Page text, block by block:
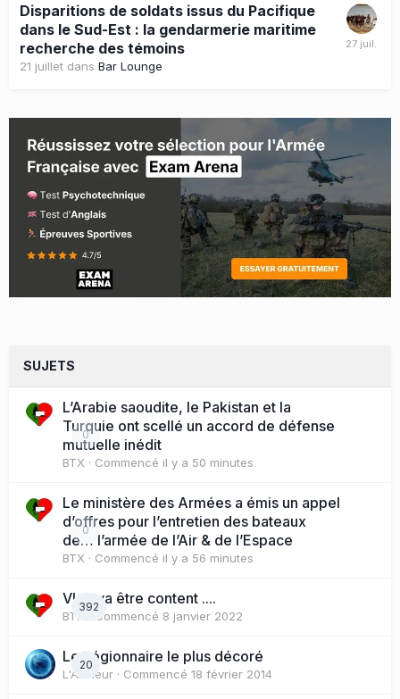
Disparitions de soldats issus du Pacifique
dans le Sud-Est : la gendarmerie maritime
recherche des témoins
21 juillet dans Bar Lounge
SUJETS
0
L’Arabie saoudite, le Pakistan et la
Turquie ont scellé un accord de défense
mutuelle inédit
BTX · Commencé il y a 50 minutes
0
Le ministère des Armées a émis un appel
d’offres pour l’entretien des bateaux
de… l’armée de l’Air & de l’Espace
BTX · Commencé il y a 56 minutes
392
Vlad va être content ....
BTX · Commencé 8 janvier 2022
20
Le Légionnaire le plus décoré
L'Artilleur · Commencé 18 février 2014